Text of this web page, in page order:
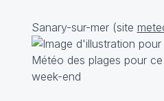
Sanary-sur-mer (site